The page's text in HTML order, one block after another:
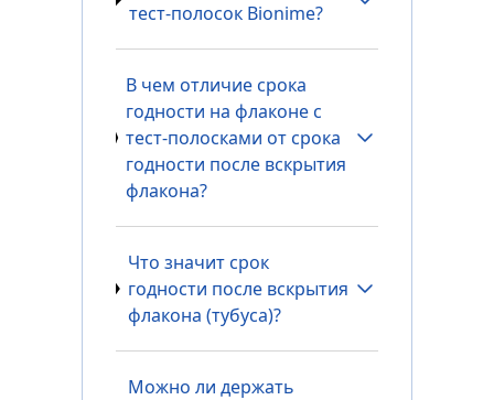
тест-полосок Bionime?
В чем отличие срока
годности на флаконе с
тест-полосками от срока
годности после вскрытия
флакона?
Что значит срок
годности после вскрытия
флакона (тубуса)?
Можно ли держать